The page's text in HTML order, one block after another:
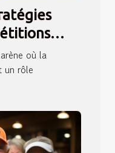
où la
un rôle